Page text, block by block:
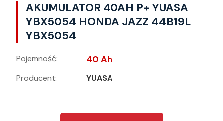
AKUMULATOR 40AH P+ YUASA
YBX5054 HONDA JAZZ 44B19L
YBX5054
Pojemność: 40 Ah
Producent: YUASA